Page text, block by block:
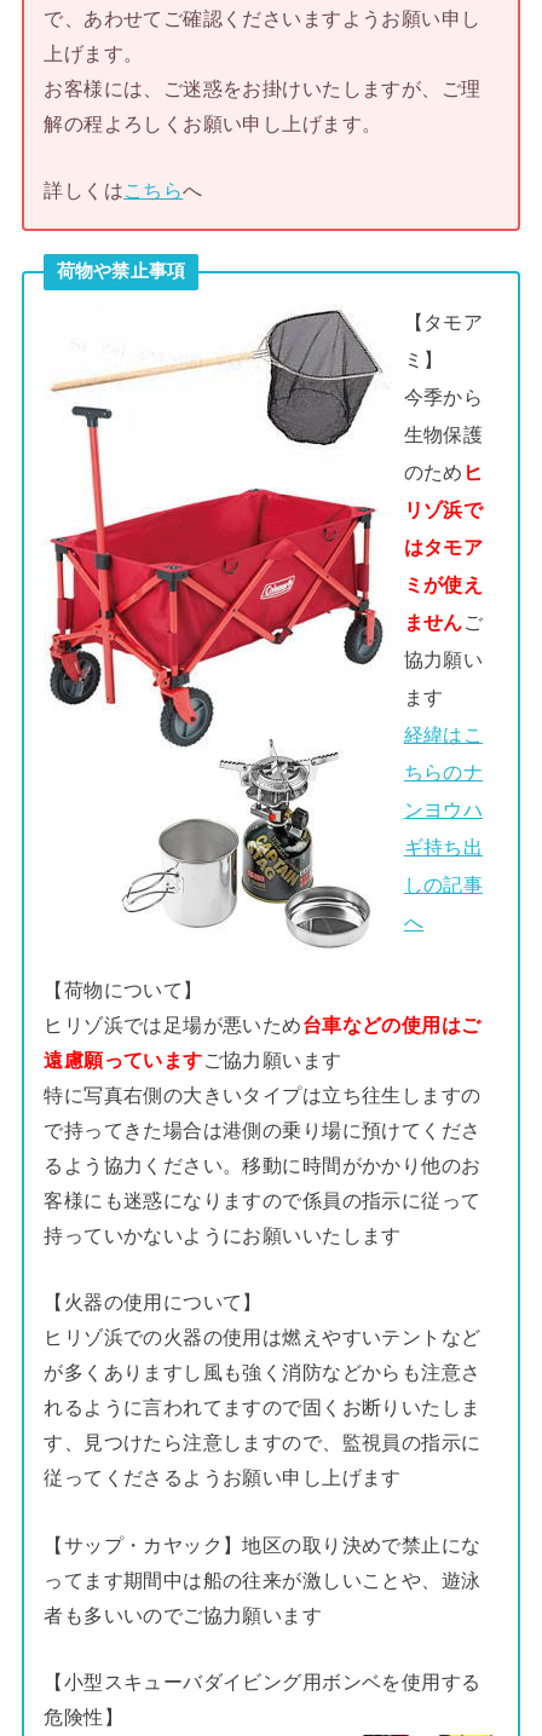
で、あわせてご確認くださいますようお願い申し
上げます。
お客様には、ご迷惑をお掛けいたしますが、ご理
解の程よろしくお願い申し上げます。
詳しくはこちらへ
荷物や禁止事項
【タモア
ミ】
今季から
生物保護
のため ヒ
リゾ浜で
はタモア
ミが使え
ませんご
協力願い
ます
経緯はこ
ちらのナ
ンヨウハ
ギ持ち出
しの記事
へ
【荷物について】
ヒリゾ浜では足場が悪いため台車などの使用はご
遠慮願っていますご協力願います
特に写真右側の大きいタイプは立ち往生しますの
で持ってきた場合は港側の乗り場に預けてくださ
るよう協力ください。移動に時間がかかり他のお
客様にも迷惑になりますので係員の指示に従って
持っていかないようにお願いいたします
【火器の使用について】
ヒリゾ浜での火器の使用は燃えやすいテントなど
が多くありますし風も強く消防などからも注意さ
れるように言われてますので固くお断りいたしま
す、見つけたら注意しますので、監視員の指示に
従ってくださるようお願い申し上げます
【サップ・カヤック】地区の取り決めで禁止にな
ってます期間中は船の往来が激しいことや、遊泳
者も多いいのでご協力願います
【小型スキューバダイビング用ボンベを使用する
危険性】